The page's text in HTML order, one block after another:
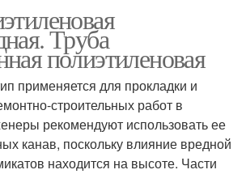
Труба
полиэтиленовая
применяется для прокладки и
строительных работ в
рекомендуют использовать ее
канав, поскольку влияние вредной
находится на высоте. Части